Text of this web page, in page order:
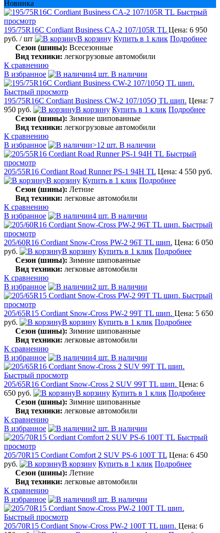
Новинка
Быстрый
просмотр
195/75R16C Cordiant Business CA-2 107/105R TL Цена: 6 950
руб. / шт В корзину Купить в 1 клик Подробнее
Сезон (шины): Всесезонные
Вид техники: легкогрузовые автомобили
К сравнению
В избранное
4 шт. В наличии
Быстрый просмотр
195/75R16C Cordiant Business CW-2 107/105Q TL шип. Цена: 7
950 руб.
В корзину Купить в 1 клик Подробнее
Сезон (шины): Зимние шипованные
Вид техники: легкогрузовые автомобили
К сравнению
В избранное
>12 шт. В наличии
Быстрый
просмотр
205/55R16 Cordiant Road Runner PS-1 94H TL Цена: 4 550 руб.
В корзину Купить в 1 клик Подробнее
Сезон (шины): Летние
Вид техники: легковые автомобили
К сравнению
В избранное
4 шт. В наличии
Быстрый
просмотр
205/60R16 Cordiant Snow-Cross PW-2 96T TL шип. Цена: 6 050
руб.
В корзину Купить в 1 клик Подробнее
Сезон (шины): Зимние шипованные
Вид техники: легковые автомобили
К сравнению
В избранное
2 шт. В наличии
Быстрый
просмотр
205/65R15 Cordiant Snow-Cross PW-2 99T TL шип. Цена: 5 650
руб.
В корзину Купить в 1 клик Подробнее
Сезон (шины): Зимние шипованные
Вид техники: легковые автомобили
К сравнению
В избранное
4 шт. В наличии
Быстрый просмотр
205/65R16 Cordiant Snow-Cross 2 SUV 99T TL шип. Цена: 6
650 руб.
В корзину Купить в 1 клик Подробнее
Сезон (шины): Зимние шипованные
Вид техники: легковые автомобили
К сравнению
В избранное
2 шт. В наличии
Быстрый
просмотр
205/70R15 Cordiant Comfort 2 SUV PS-6 100T TL Цена: 6 450
руб.
В корзину Купить в 1 клик Подробнее
Сезон (шины): Летние
Вид техники: легковые автомобили
К сравнению
В избранное
8 шт. В наличии
Быстрый просмотр
205/70R15 Cordiant Snow-Cross PW-2 100T TL шип. Цена: 6